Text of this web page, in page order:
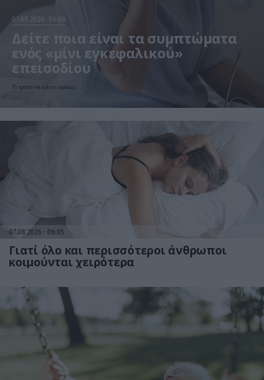
07.08.2026 06:06
Δείτε ποια είναι τα συμπτώματα
ενός «μίνι εγκεφαλικού»
επεισοδίου
Τι πρέπει να κάνετε αμέσως
07.08.2026 06:05
Γιατί όλο και περισσότεροι άνθρωποι
κοιμούνται χειρότερα